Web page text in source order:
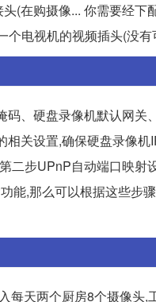
(在购摄像... 你需要经下
电视机的视频插头(没有
、硬盘录像机默认网
关设置,确保硬盘录像
步UPnP自动端口映射
能,那么可以根据这些步
天两个厨房8个摄像头,